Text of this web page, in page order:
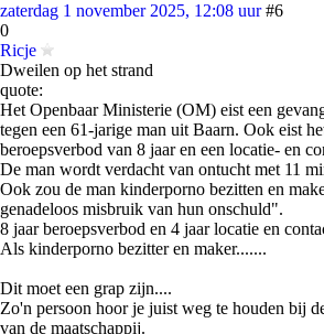
zaterdag 1 november 2025, 12:08 uur #6
0
Ricje
Dweilen op het strand
quote:
Het Openbaar Ministerie (OM) eist een
tegen een 61-jarige man uit Baarn. Ook eist
beroepsverbod van 8 jaar en een locatie- en
De man wordt verdacht van ontucht met 11
Ook zou de man kinderporno bezitten en
genadeloos misbruik van hun onschuld".
8 jaar beroepsverbod en 4 jaar locatie en
Als kinderporno bezitter en maker.......
Dit moet een grap zijn....
Zo'n persoon hoor je juist weg te houden bij
van de maatschappij.